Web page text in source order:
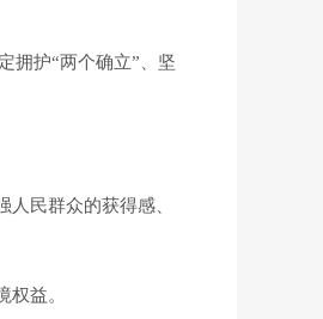
拥护“两个确立”、坚
民群众的获得感、
益。